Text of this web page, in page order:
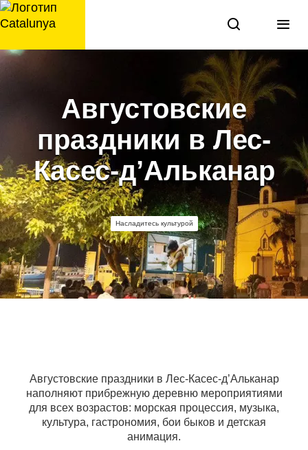
перейти
к
Августовские
праздники в Лес-
Касес-д’Альканар
Насладитесь культурой
Августовские праздники в Лес-Касес-д’Альканар
наполняют прибрежную деревню мероприятиями
для всех возрастов: морская процессия, музыка,
культура, гастрономия, бои быков и детская
анимация.